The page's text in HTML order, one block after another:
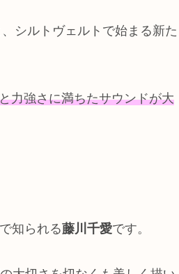
シルトヴェルトで始まる新た
力強さに満ちたサウンドが大
知られる藤川千愛です。